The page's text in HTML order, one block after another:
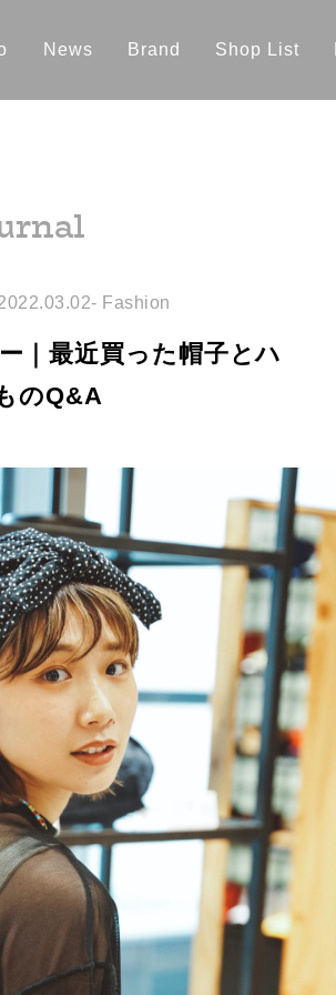
News Brand Shop List
- Fashion
｜最近買った帽子とハ
のQ&A